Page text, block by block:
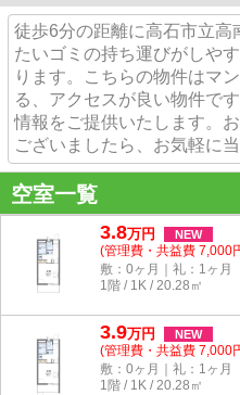
徒歩6分の距離に高石市立高
たいゴミの持ち運びがしや
ります。こちらの物件はマ
る、アクセスが良い物件で
情報をご提供いたします。
ございましたら、お気軽に
空室一覧
3.8万円 NEW
(管理費・共益費 7,000
敷：0ヶ月｜礼：1ヶ月
1階 / 1K / 20.28㎡
3.9万円 NEW
(管理費・共益費 7,000
敷：0ヶ月｜礼：1ヶ月
1階 / 1K / 20.28㎡